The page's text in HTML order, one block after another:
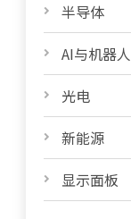
半导体
AI与机器人
光电
新能源
显示面板